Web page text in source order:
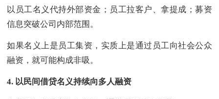
以员工名义代持外部资金；员工拉客户、拿提成；募资
信息突破公司内部范围。
如果名义上是员工集资，实质上是通过员工向社会公众
融资，就可能构成非吸。
4. 以民间借贷名义持续向多人融资